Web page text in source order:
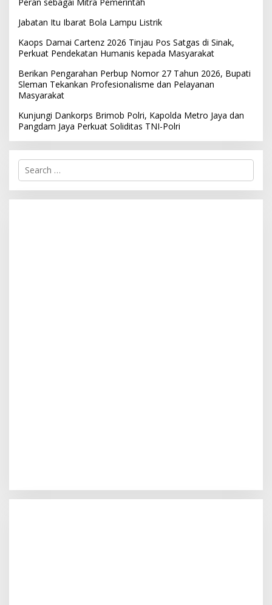
Jabatan Itu Ibarat Bola Lampu Listrik
Kaops Damai Cartenz 2026 Tinjau Pos Satgas di Sinak,
Perkuat Pendekatan Humanis kepada Masyarakat
Berikan Pengarahan Perbup Nomor 27 Tahun 2026, Bupati
Sleman Tekankan Profesionalisme dan Pelayanan
Masyarakat
Kunjungi Dankorps Brimob Polri, Kapolda Metro Jaya dan
Pangdam Jaya Perkuat Soliditas TNI-Polri
S
r